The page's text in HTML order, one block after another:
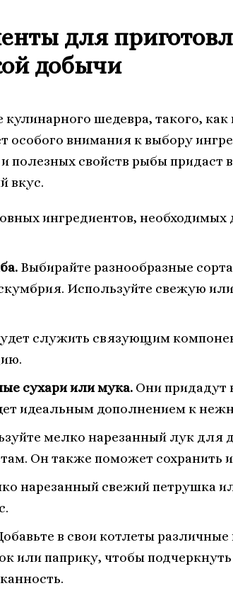
для
добычи
кулинарного шедевра, такого,
особого внимания к выбору
полезных свойств рыбы
вкус.
ингредиентов,
Выбирайте разнообразные
Используйте свежую
служить связующим
сухари или мука. Они придадут
идеальным дополнением к
мелко нарезанный лук для
Он также поможет сохранить
нарезанный свежий петрушка
в свои котлеты
или паприку, чтобы